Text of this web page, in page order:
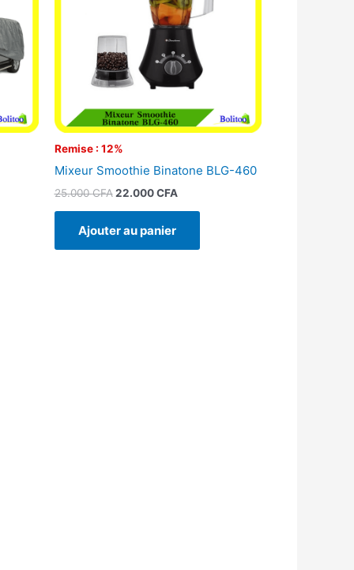
Remise : 12%
Mixeur Smoothie Binatone BLG-460
25.000CFA 22.000CFA
Ajouter au panier